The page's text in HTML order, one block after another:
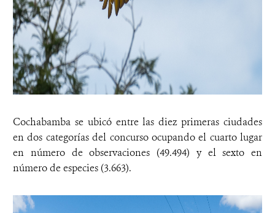
Cochabamba se ubicó entre las diez primeras ciudades
en dos categorías del concurso ocupando el cuarto lugar
en número de observaciones (49.494) y el sexto en
número de especies (3.663).